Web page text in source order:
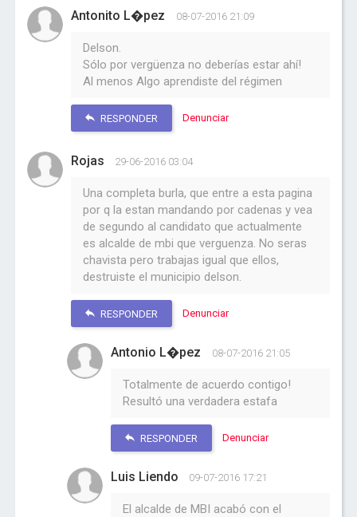
Antonito L�pez 08-07-2016 21:09
Delson.
Sólo por vergüenza no deberías estar ahí!
Al menos Algo aprendiste del régimen
RESPONDER Denunciar
Rojas 29-06-2016 03:04
Una completa burla, que entre a esta pagina
por q la estan mandando por cadenas y vea
de segundo al candidato que actualmente
es alcalde de mbi que verguenza. No seras
chavista pero trabajas igual que ellos,
destruiste el municipio delson.
RESPONDER Denunciar
Antonio L�pez 08-07-2016 21:05
Totalmente de acuerdo contigo!
Resultó una verdadera estafa
RESPONDER Denunciar
Luis Liendo 09-07-2016 17:21
El alcalde de MBI acabó con el